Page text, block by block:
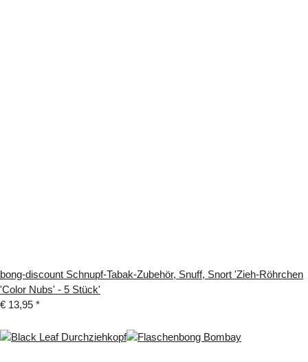
bong-discount Schnupf-Tabak-Zubehör, Snuff, Snort 'Zieh-Röhrchen
'Color Nubs' - 5 Stück'
€ 13,95 *